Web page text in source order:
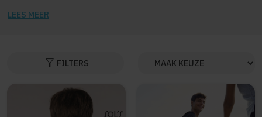
LEES MEER
filter_alt FILTERS